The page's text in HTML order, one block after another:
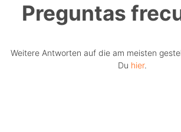
Preguntas
Weitere Antworten auf die am meisten
Du hier.